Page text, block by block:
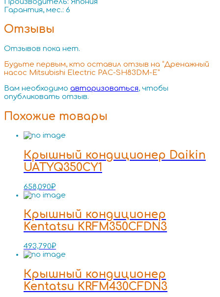
Гарантия, мес.: 6
Отзывы
Отзывов пока нет.
Будьте первым, кто оставил отзыв на “Дренажный
насос Mitsubishi Electric PAC-SH83DM-E”
Вам необходимо авторизоваться, чтобы
опубликовать отзыв.
Похожие товары
Крышный кондиционер Daikin
UATYQ350CY1
658,090₽
Крышный кондиционер
Kentatsu KRFM350CFDN3
493,790₽
Крышный кондиционер
Kentatsu KRFM430CFDN3